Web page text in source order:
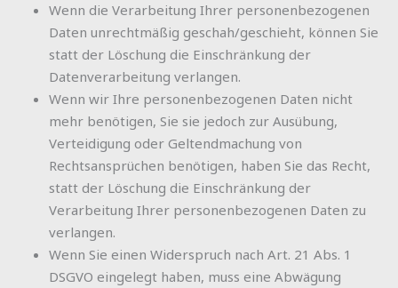
Wenn die Verarbeitung Ihrer personenbezogenen
Daten unrechtmäßig geschah/geschieht, können Sie
statt der Löschung die Einschränkung der
Datenverarbeitung verlangen.
Wenn wir Ihre personenbezogenen Daten nicht
mehr benötigen, Sie sie jedoch zur Ausübung,
Verteidigung oder Geltendmachung von
Rechtsansprüchen benötigen, haben Sie das Recht,
statt der Löschung die Einschränkung der
Verarbeitung Ihrer personenbezogenen Daten zu
verlangen.
Wenn Sie einen Widerspruch nach Art. 21 Abs. 1
DSGVO eingelegt haben, muss eine Abwägung